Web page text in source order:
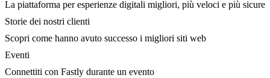
La piattaforma per esperienze digitali migliori, più veloci e più sicure
Storie dei nostri clienti
Scopri come hanno avuto successo i migliori siti web
Eventi
Connettiti con Fastly durante un evento